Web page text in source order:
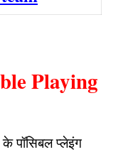
Playing
के पॉसिबल प्लेइंग